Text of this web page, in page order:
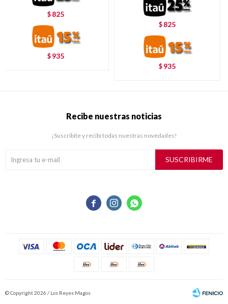
$ 825
$ 935
$ 825
$ 935
  
Recibe nuestras noticias
¡Suscribite y recibí todas nuestras novedades!
SUSCRIBIRME
© Copyright 2026 / Los Reyes Magos